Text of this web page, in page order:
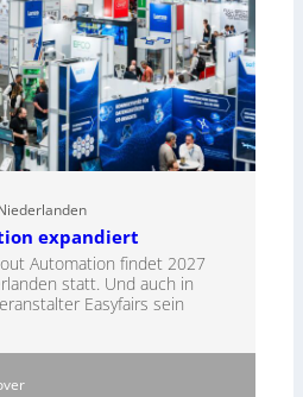
expandiert
Automation findet 2027
statt. Und auch in
Easyfairs sein